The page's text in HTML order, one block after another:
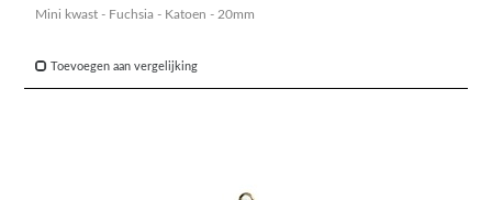
Mini kwast - Fuchsia - Katoen - 20mm
Toevoegen aan vergelijking